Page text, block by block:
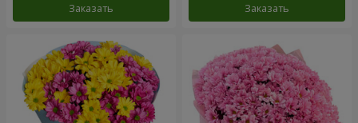
Заказать Заказать